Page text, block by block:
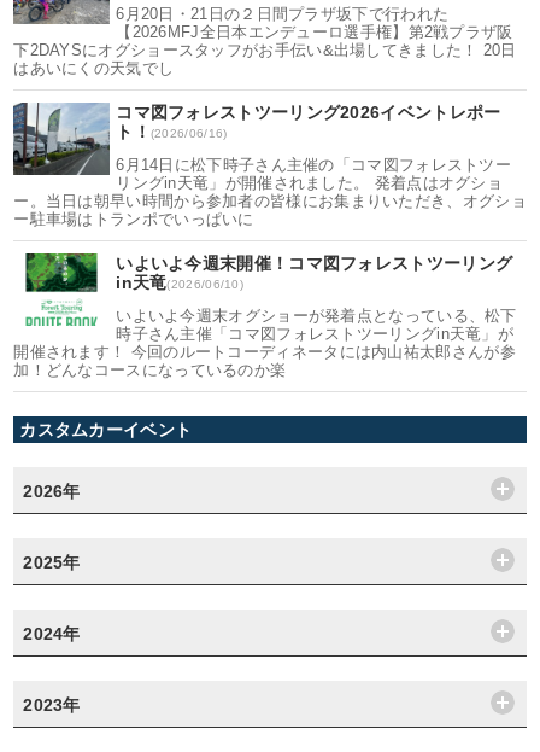
6月20日・21日の２日間プラザ坂下で行われた
【2026MFJ全日本エンデューロ選手権】第2戦プラザ阪
下2DAYSにオグショースタッフがお手伝い&出場してきました！ 20日
はあいにくの天気でし
コマ図フォレストツーリング2026イベントレポー
ト！ (2026/06/16)
6月14日に松下時子さん主催の「コマ図フォレストツー
リングin天竜」が開催されました。 発着点はオグショ
ー。当日は朝早い時間から参加者の皆様にお集まりいただき、オグショ
ー駐車場はトランポでいっぱいに
いよいよ今週末開催！コマ図フォレストツーリング
in天竜(2026/06/10)
いよいよ今週末オグショーが発着点となっている、松下
時子さん主催「コマ図フォレストツーリングin天竜」が
開催されます！ 今回のルートコーディネータには内山祐太郎さんが参
加！どんなコースになっているのか楽
カスタムカーイベント
2026年
2025年
2024年
2023年